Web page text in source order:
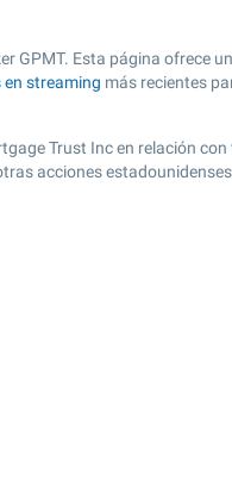
GPMT. Esta página ofrece
streaming más recientes
Trust Inc en relación
acciones